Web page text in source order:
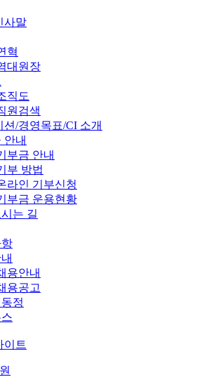
사말
혁
대원장
직도
원검색
션/경영목표/CI 소개
안내
부금 안내
부 방법
라인 기부신청
부금 운용현황
는 길
용안내
용공고
정
이트